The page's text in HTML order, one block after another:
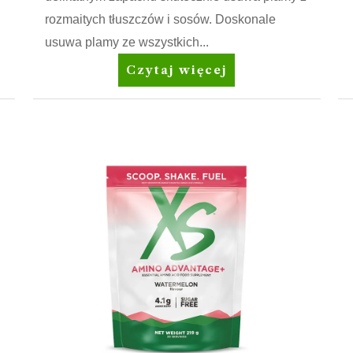
rozmaitych tłuszczów i sosów. Doskonale
usuwa plamy ze wszystkich...
Amway
Home™
Odplamiacz
przed
praniem
Czytaj więcej